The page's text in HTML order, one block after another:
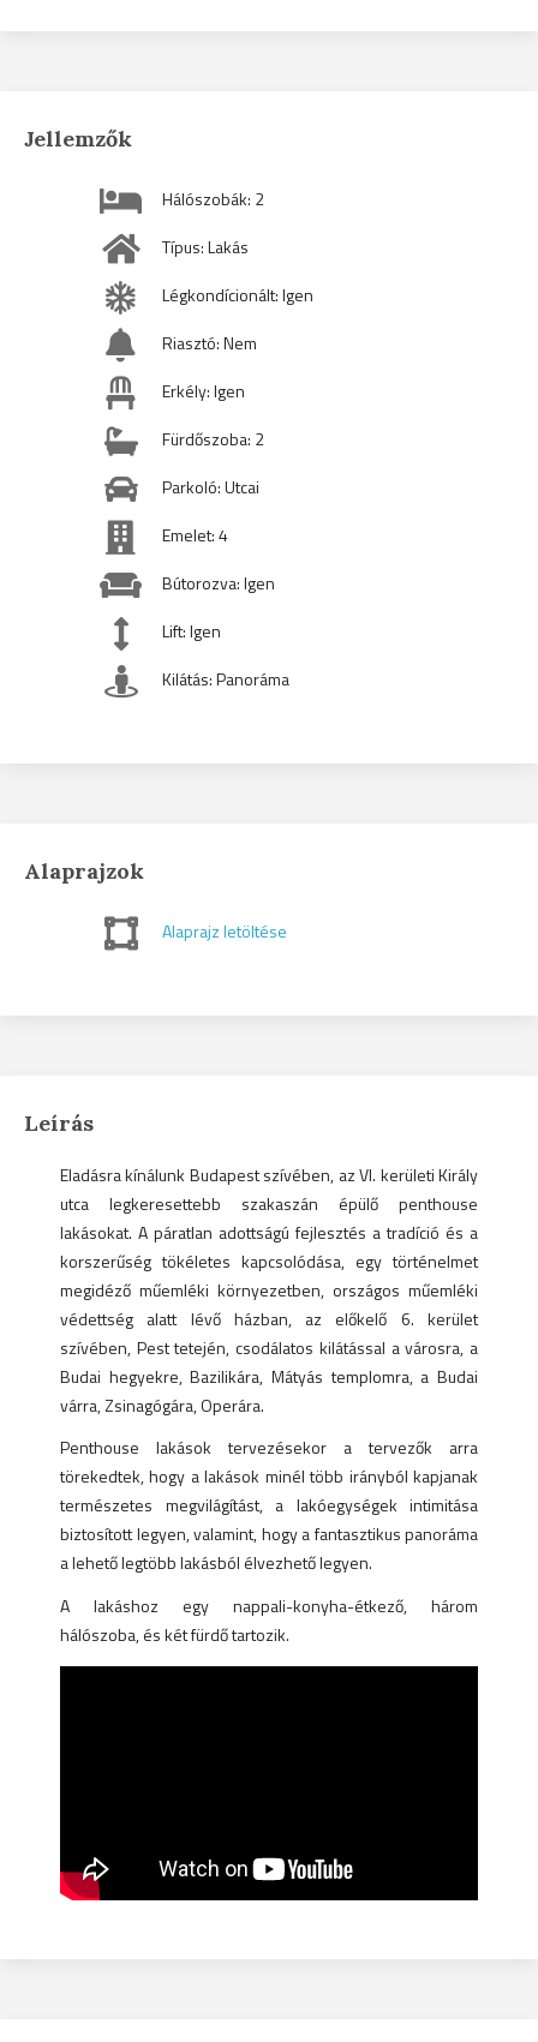
Jellemzők
Hálószobák: 2
Típus: Lakás
Légkondícionált: Igen
Riasztó: Nem
Erkély: Igen
Fürdőszoba: 2
Parkoló: Utcai
Emelet: 4
Bútorozva: Igen
Lift: Igen
Kilátás: Panoráma
Alaprajzok
Alaprajz letöltése
Leírás
Eladásra kínálunk Budapest szívében, az VI. kerületi Király
utca legkeresettebb szakaszán épülő penthouse
lakásokat. A páratlan adottságú fejlesztés a tradíció és a
korszerűség tökéletes kapcsolódása, egy történelmet
megidéző műemléki környezetben, országos műemléki
védettség alatt lévő házban, az előkelő 6. kerület
szívében, Pest tetején, csodálatos kilátással a városra, a
Budai hegyekre, Bazilikára, Mátyás templomra, a Budai
várra, Zsinagógára, Operára.
Penthouse lakások tervezésekor a tervezők arra
törekedtek, hogy a lakások minél több irányból kapjanak
természetes megvilágítást, a lakóegységek intimitása
biztosított legyen, valamint, hogy a fantasztikus panoráma
a lehető legtöbb lakásból élvezhető legyen.
A lakáshoz egy nappali-konyha-étkező, három
hálószoba, és két fürdő tartozik.